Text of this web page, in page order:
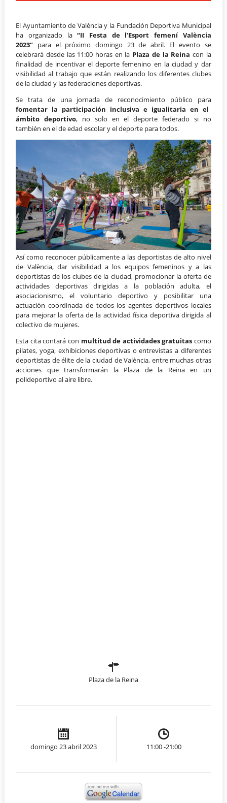
El Ayuntamiento de València y la Fundación Deportiva Municipal
ha organizado la“II Festa de l’Esport femení València
2023” para el próximo domingo 23 de abril. El evento se
celebrará desde las 11:00 horas en la Plaza de la Reina con la
finalidad de incentivar el deporte femenino en la ciudad y dar
visibilidad al trabajo que están realizando los diferentes clubes
de la ciudad y las federaciones deportivas.
Se trata de una jornada de reconocimiento público para
fomentar la participación inclusiva e igualitaria en el
ámbito deportivo, no solo en el deporte federado si no
también en el de edad escolar y el deporte para todos.
Así como reconocer públicamente a las deportistas de alto nivel
de València, dar visibilidad a los equipos femeninos y a las
deportistas de los clubes de la ciudad, promocionar la oferta de
actividades deportivas dirigidas a la población adulta, el
asociacionismo, el voluntario deportivo y posibilitar una
actuación coordinada de todos los agentes deportivos locales
para mejorar la oferta de la actividad física deportiva dirigida al
colectivo de mujeres.
Esta cita contará con multitud de actividades gratuitas como
pilates, yoga, exhibiciones deportivas o entrevistas a diferentes
deportistas de élite de la ciudad de València, entre muchas otras
acciones que transformarán la Plaza de la Reina en un
polideportivo al aire libre.
Plaza de la Reina
domingo 23 abril 2023 11:00 -21:00